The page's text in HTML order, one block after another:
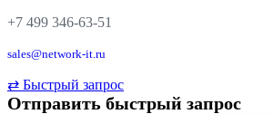
+7 499 346-63-51
sales@network-it.ru
⇄ Быстрый запрос
Отправить быстрый запрос